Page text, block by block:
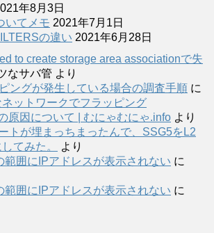
年8月3日
いてメモ 2021年7月1日
の違い 2021年6月28日
to create storage area associationで失
なサバ管 より
ングが発生している場合の調査手順 に
ットワークでフラッピング
原因について | むにゃむにゃ.info より
トが埋まっちまったんで、SSG5をL2
てみた。
より
範囲にIPアドレスが表示されない に
範囲にIPアドレスが表示されない に